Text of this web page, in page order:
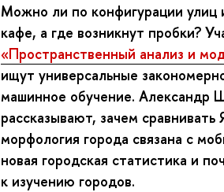
Можно ли по конфигурации улиц
кафе, а где возникнут пробки?
«Пространственный анализ и
ищут универсальные
машинное обучение. Александр
рассказывают, зачем
морфология города связана с
новая городская статистика и
к изучению городов.